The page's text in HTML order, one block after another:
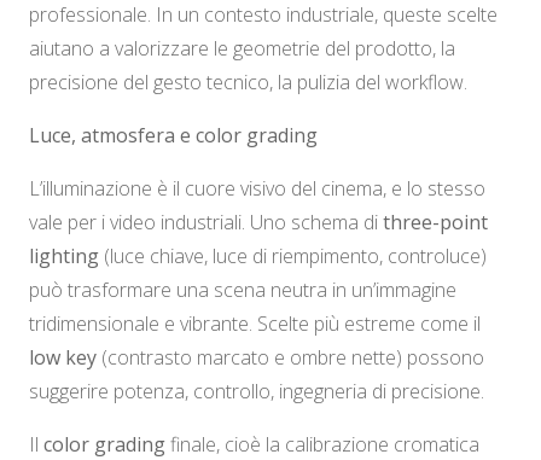
professionale. In un contesto industriale, queste scelte
aiutano a valorizzare le geometrie del prodotto, la
precisione del gesto tecnico, la pulizia del workflow.
Luce, atmosfera e color grading
L’illuminazione è il cuore visivo del cinema, e lo stesso
vale per i video industriali. Uno schema dithree-point
lighting (luce chiave, luce di riempimento, controluce)
può trasformare una scena neutra in un’immagine
tridimensionale e vibrante. Scelte più estreme come il
low key (contrasto marcato e ombre nette) possono
suggerire potenza, controllo, ingegneria di precisione.
Il color gradingfinale, cioè la calibrazione cromatica